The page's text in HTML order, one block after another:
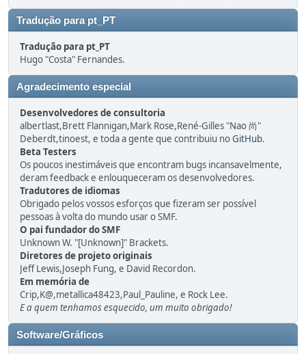
Tradução para pt_PT
Tradução para pt_PT
Hugo "Costa" Fernandes.
Agradecimento especial
Desenvolvedores de consultoria
albertlast,Brett Flannigan,Mark Rose,René-Gilles "Nao 尚"
Deberdt,tinoest, e toda a gente que contribuiu noGitHub.
Beta Testers
Os poucos inestimáveis que encontram bugs incansavelmente,
deram feedback e enlouqueceram os desenvolvedores.
Tradutores de idiomas
Obrigado pelos vossos esforços que fizeram ser possível
pessoas à volta do mundo usar o SMF.
O pai fundador do SMF
Unknown W. "[Unknown]" Brackets.
Diretores de projeto originais
Jeff Lewis,Joseph Fung, e David Recordon.
Em memória de
Crip,K@,metallica48423,Paul_Pauline, e Rock Lee.
E a quem tenhamos esquecido, um muito obrigado!
Software/Gráficos